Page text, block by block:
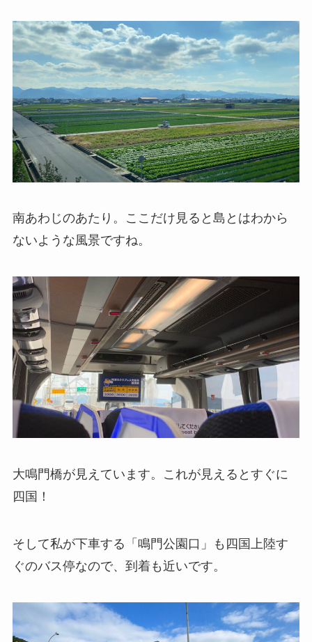
南あわじのあたり。ここだけ見ると島とはわから
ないような風景ですね。
大鳴門橋が見えています。これが見えるとすぐに
四国！
そして私が下車する「鳴門公園口」も四国上陸す
ぐのバス停なので、到着も近いです。